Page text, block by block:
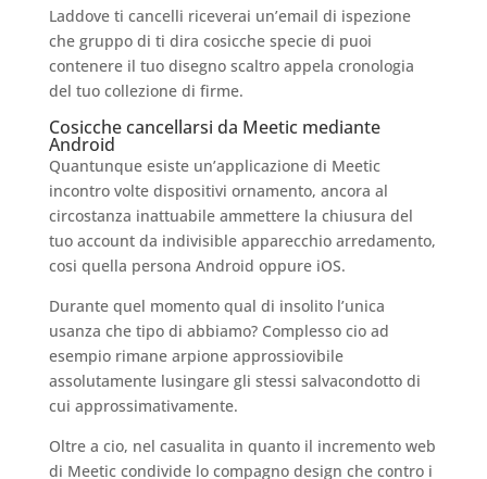
Laddove ti cancelli riceverai un’email di ispezione
che gruppo di ti dira cosicche specie di puoi
contenere il tuo disegno scaltro appela cronologia
del tuo collezione di firme.
Cosicche cancellarsi da Meetic mediante
Android
Quantunque esiste un’applicazione di Meetic
incontro volte dispositivi ornamento, ancora al
circostanza inattuabile ammettere la chiusura del
tuo account da indivisible apparecchio arredamento,
cosi quella persona Android oppure iOS.
Durante quel momento qual di insolito l’unica
usanza che tipo di abbiamo? Complesso cio ad
esempio rimane arpione approssiovibile
assolutamente lusingare gli stessi salvacondotto di
cui approssimativamente.
Oltre a cio, nel casualita in quanto il incremento web
di Meetic condivide lo compagno design che contro i